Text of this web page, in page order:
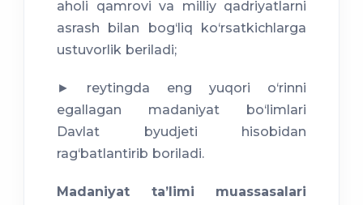
aholi qamrovi va milliy qadriyatlarni
asrash bilan bog‘liq ko‘rsatkichlarga
ustuvorlik beriladi;
► reytingda eng yuqori o‘rinni
egallagan madaniyat bo‘limlari
Davlat byudjeti hisobidan
rag‘batlantirib boriladi.
Madaniyat taʼlimi muassasalari